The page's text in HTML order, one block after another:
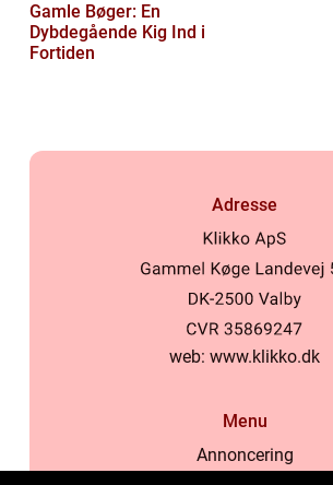
Gamle Bøger: En
Dybdegående Kig Ind i
Fortiden
Adresse
web: www.klikko.dk
Menu
Annoncering